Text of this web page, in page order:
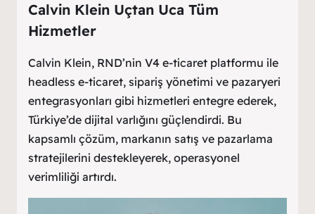
Calvin Klein Uçtan Uca Tüm
Hizmetler
Calvin Klein, RND’nin V4 e-ticaret platformu ile
headless e-ticaret, sipariş yönetimi ve pazaryeri
entegrasyonları gibi hizmetleri entegre ederek,
Türkiye’de dijital varlığını güçlendirdi. Bu
kapsamlı çözüm, markanın satış ve pazarlama
stratejilerini destekleyerek, operasyonel
verimliliği artırdı. ​